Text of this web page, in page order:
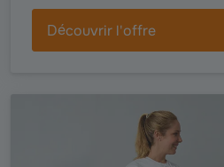
Découvrir l'offre